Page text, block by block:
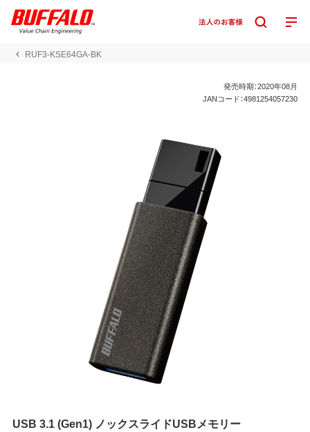
RUF3-KSE64GA-BK
発売時期：2020年08月
JANコード：4981254057230
USB 3.1 (Gen1) ノックスライドUSBメモリー